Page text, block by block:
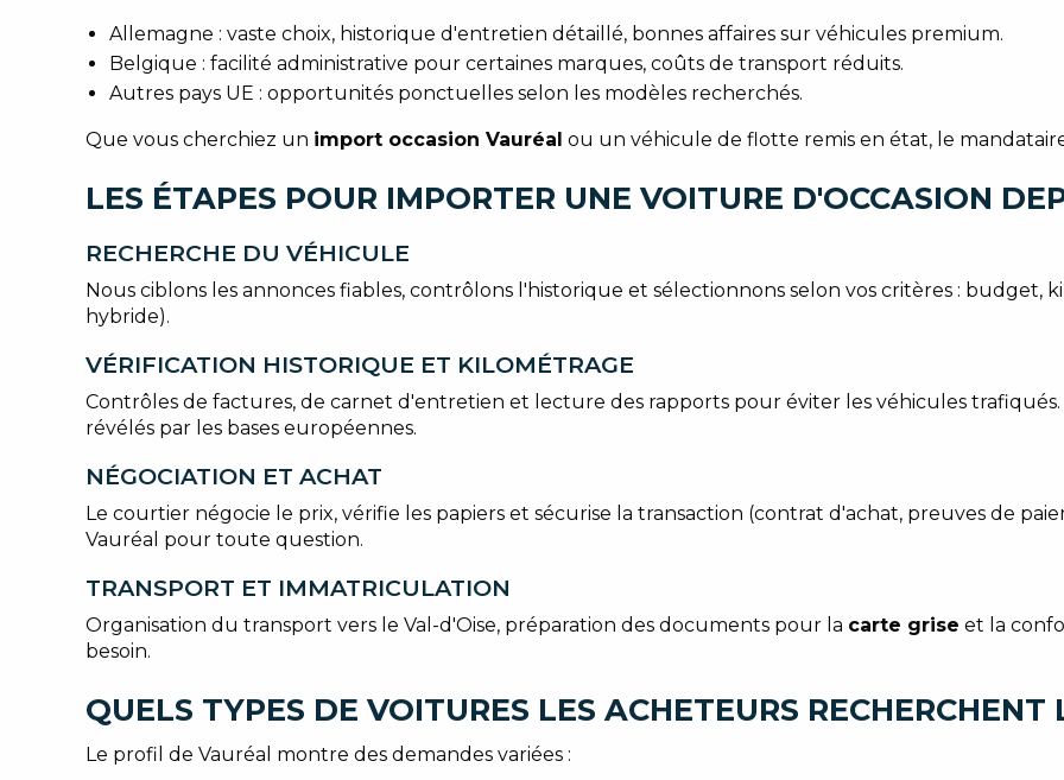
Allemagne : vaste choix, historique d'entretien détaillé, bonnes affaires sur véhicules premium.
Belgique : facilité administrative pour certaines marques, coûts de transport réduits.
Autres pays UE : opportunités ponctuelles selon les modèles recherchés.
Que vous cherchiez un import occasion Vauréal ou un véhicule de flotte remis en état, le
LES ÉTAPES POUR IMPORTER UNE VOITURE D'OCCASION
RECHERCHE DU VÉHICULE
Nous ciblons les annonces fiables, contrôlons l'historique et sélectionnons selon vos critères : budget,
hybride).
VÉRIFICATION HISTORIQUE ET KILOMÉTRAGE
Contrôles de factures, de carnet d'entretien et lecture des rapports pour éviter les véhicules trafiqués.
révélés par les bases européennes.
NÉGOCIATION ET ACHAT
Le courtier négocie le prix, vérifie les papiers et sécurise la transaction (contrat d'achat, preuves de
Vauréal pour toute question.
TRANSPORT ET IMMATRICULATION
Organisation du transport vers le Val-d'Oise, préparation des documents pour la carte grise et la
besoin.
QUELS TYPES DE VOITURES LES ACHETEURS RECHERCHENT
Le profil de Vauréal montre des demandes variées :